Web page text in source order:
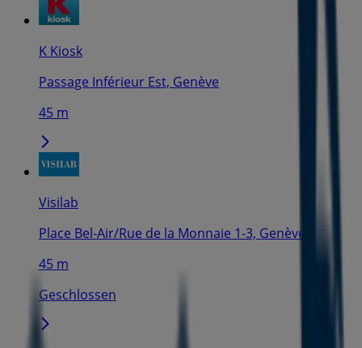
K Kiosk
Passage Inférieur Est, Genève
45 m
Visilab
Place Bel-Air/Rue de la Monnaie 1-3, Genève
45 m
Geschlossen